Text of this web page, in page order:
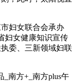
妇女联合会承办
妇女健康知识宣传
委、三新领域妇联
_南方+_南方plus午